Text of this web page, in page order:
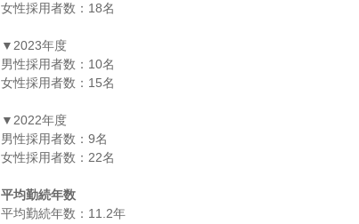
女性採用者数：18名
▼2023年度
男性採用者数：10名
女性採用者数：15名
▼2022年度
男性採用者数：9名
女性採用者数：22名
平均勤続年数